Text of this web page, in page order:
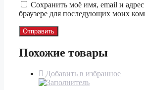
Сохранить моё имя, email и адрес
браузере для последующих моих
Похожие товары
Добавить в избранное